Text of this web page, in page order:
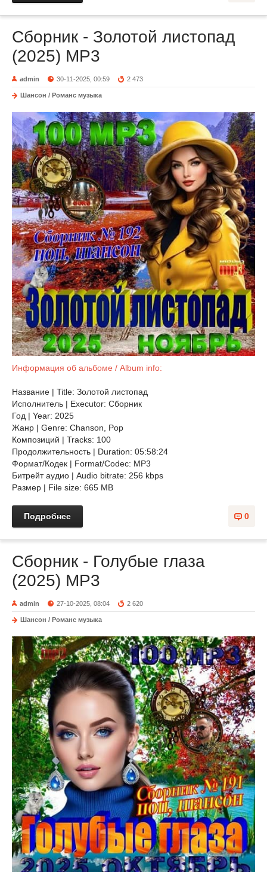
Сборник - Золотой листопад
(2025) МР3
admin 30-11-2025, 00:59 2 473
Шансон / Романс музыка
Информация об альбоме / Album info:
Название | Title: Золотой листопад
Исполнитель | Executor: Сборник
Год | Year: 2025
Жанр | Genre: Chanson, Pop
Композиций | Tracks: 100
Продолжительность | Duration: 05:58:24
Формат/Кодек | Format/Codec: MP3
Битрейт аудио | Audio bitrate: 256 kbps
Размер | File size: 665 MB
0
Подробнее
Сборник - Голубые глаза
(2025) МР3
admin 27-10-2025, 08:04 2 620
Шансон / Романс музыка